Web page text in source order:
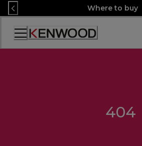
Skip
to
Content
Where to buy
Accessibility
Statement
404